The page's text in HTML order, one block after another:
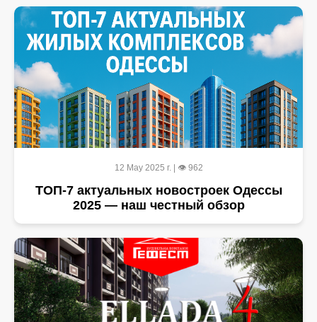
12 May 2025 г. | 👁 962
ТОП-7 актуальных новостроек Одессы
2025 — наш честный обзор